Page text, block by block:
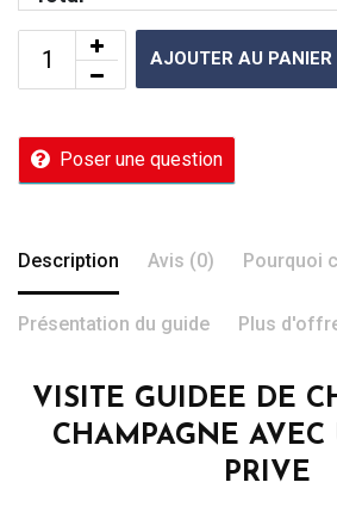
AJOUTER AU PANIER
Poser une question
Description Avis (0) Pourquoi
Présentation du guide Plus
VISITE GUIDEE DE
CHAMPAGNE
PRIVE